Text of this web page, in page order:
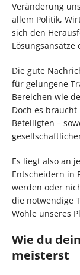
Veränderung
allem Politik,
sich den
Lösungsansätze
Die gute
für gelungene
Bereichen wie
Doch es
Beteiligten –
Es liegt also an
Entscheidern in
werden oder
die notwendige
Wohle unseres
Wie du
meisterst